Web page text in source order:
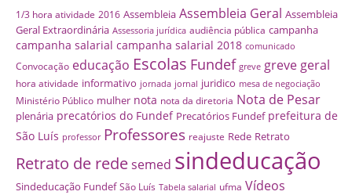
1/3 hora atividade 2016 Assembleia Assembleia Geral Assembleia
Geral Extraordinária Assessoria jurídica audiência pública campanha
campanha salarial campanha salarial 2018 comunicado
Convocação educação Escolas Fundef greve greve geral
hora atividade informativo jornada jornal juridico mesa de negociação
Ministério Público mulher nota nota da diretoria Nota de Pesar
plenária precatórios do Fundef Precatórios Fundef prefeitura de
São Luís professor Professores reajuste Rede Retrato
Retrato de redesemed sindeducação
Sindeducação Fundef São Luís Tabela salarial ufma Vídeos